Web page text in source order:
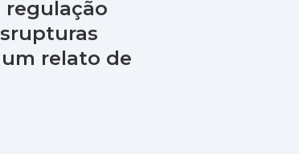
regulação
relato de